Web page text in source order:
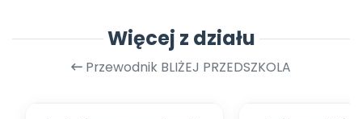
Więcej z działu
Przewodnik BLIŻEJ PRZEDSZKOLA